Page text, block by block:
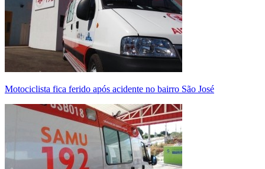
Motociclista fica ferido após acidente no bairro São José